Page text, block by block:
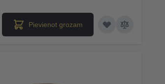
Pievienot grozam